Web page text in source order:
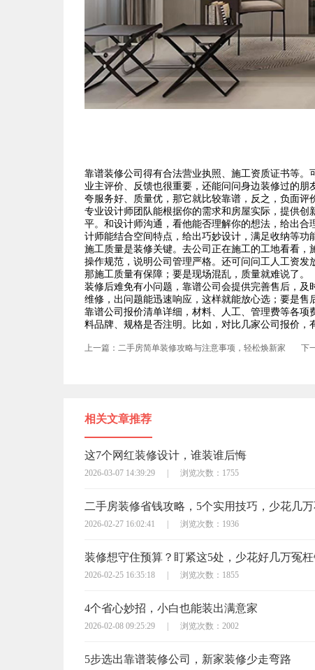
靠谱装修公司得有合法营业执照、施工资质证书等
业主评价、反馈也很重要，还能问问身边装修过的
夸服务好、质量优，那它就比较靠谱，反之，负面评
专业设计师团队能根据你的需求和房屋实际，提供
平。和设计师沟通，看他能否理解你的想法，给出
计师能结合空间特点，给出巧妙设计，满足收纳等功
施工质量是装修关键。去公司正在施工的工地看看
操作规范，说明公司管理严格。还可问问工人工资发
那施工质量有保障；要是现场混乱，质量就难说了。
装修后难免有小问题，靠谱公司会提供完善售后，
维修，出问题能迅速响应，这样就能放心选；要是售
靠谱公司报价清单详细，材料、人工、管理费等各
料品牌、规格是否注明。比如，对比几家公司报价，
上一篇：二手房简单装修攻略与注意事项，轻松焕新家 下
相关文章推荐
这7个网红装修设计，谁装谁后悔
2026-03-07 14:39:29 | 浏览次数：1755
二手房装修省钱攻略，5个实用技巧，少花几
2026-02-27 16:02:41 | 浏览次数：1936
装修想守住预算？盯紧这5处，少花好几万冤
2026-02-25 16:35:18 | 浏览次数：1855
4个省心妙招，小白也能装出满意家
2026-02-08 09:25:29 | 浏览次数：2002
5步选出靠谱装修公司，新家装修少走弯路